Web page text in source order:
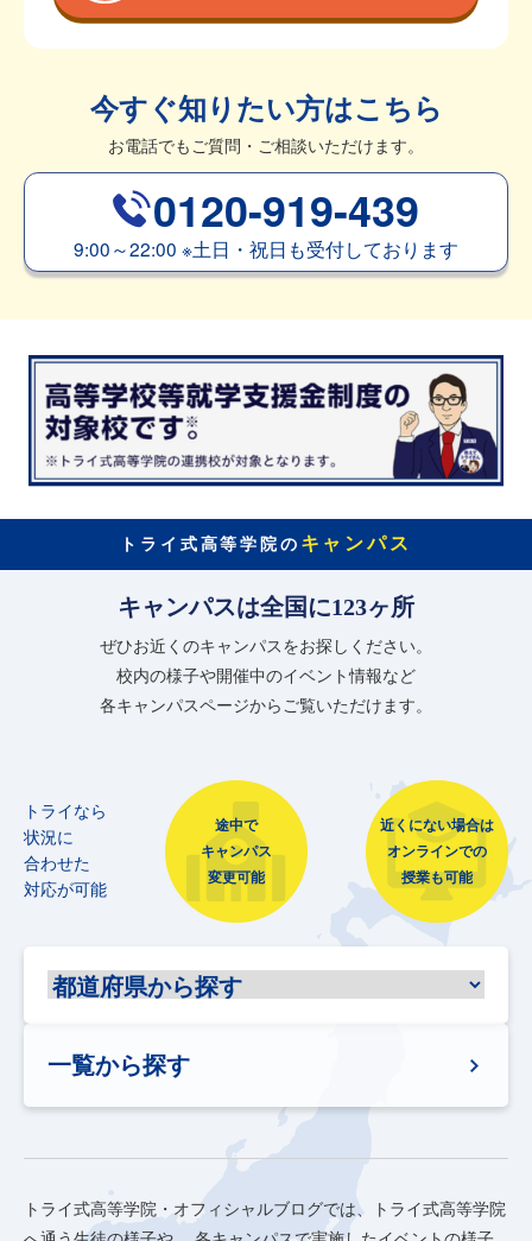
今すぐ知りたい方はこちら
お電話でもご質問・ご相談いただけます。
0120-919-439
9:00～22:00 ※土日・祝日も受付しております
トライ式高等学院の キャンパス
キャンパスは全国に123ヶ所
ぜひお近くのキャンパスをお探しください。
校内の様子や開催中のイベント情報など
各キャンパスページからご覧いただけます。
トライなら
状況に
合わせた
対応が可能
途中で
キャンパス
変更可能
近くにない場合は
オンラインでの
授業も可能
一覧から探す
トライ式高等学院・オフィシャルブログでは、トライ式高等学院